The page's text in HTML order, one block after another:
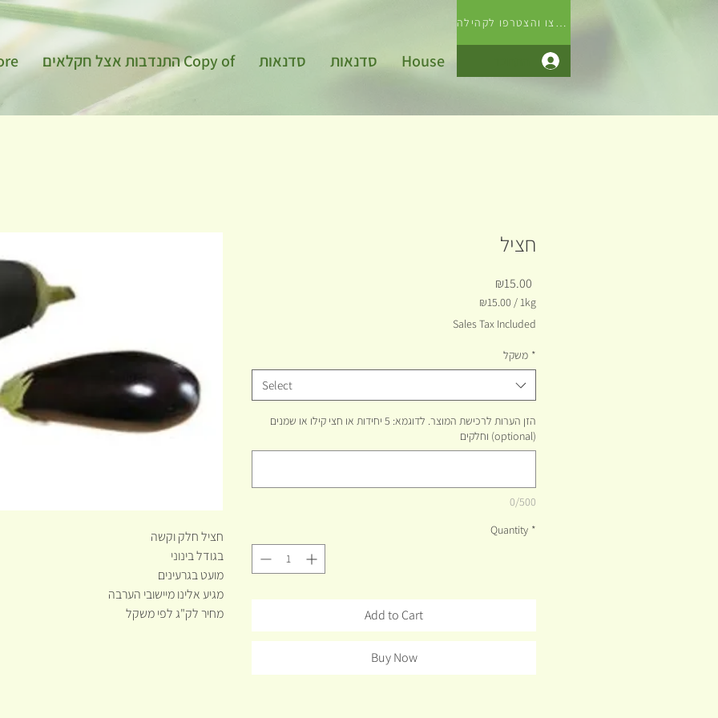
House סדנאות סדנאות Copy of התנדבות אצל חקלאים
לחצו והצטרפו לקהילה
חציל חלק וקשה
בגודל בינוני
מועט בגרעינים
מגיע אלינו מיישובי הערבה
מחיר לק"ג לפי משקל
חציל
₪15.00
₪15.00 /1kg
Sales Tax Included
משקל *
Select
הזן הערות לרכישת המוצר. לדוגמא: 5 יחידות או חצי קילו או שמנים
וחלקים (optional)
0/500
Quantity *
Add to Cart
Buy Now